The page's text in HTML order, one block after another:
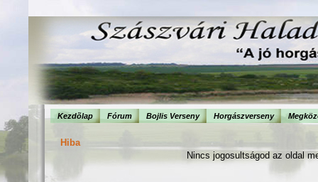
Kezdõlap Fórum Bojlis Verseny Horgászverseny
Hiba
Nincs jogosultságod az oldal